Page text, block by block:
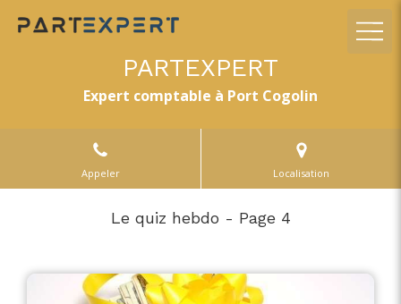
PARTEXPERT
Expert comptable à Port Cogolin
Appeler Localisation
Le quiz hebdo - Page 4